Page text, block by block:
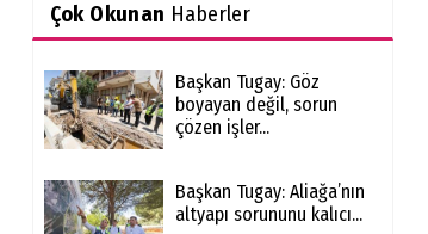
Çok Okunan Haberler
Başkan Tugay: Göz
boyayan değil, sorun
çözen işler...
Başkan Tugay: Aliağa’nın
altyapı sorununu kalıcı...